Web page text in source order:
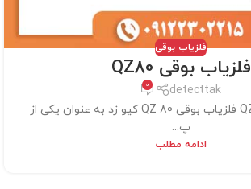
فلزیاب بوقی
فلزیاب بوقی QZ80
detecttak
0
فلزیاب بوقی QZ80 فلزیاب بوقی QZ 80 کیو زد به عنوان یکی از
پ...
ادامه مطلب